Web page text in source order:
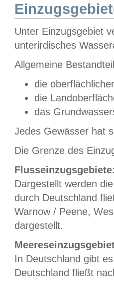
Unter Einzugsgebiet
unterirdisches
Allgemeine
die
die
das
Jedes Gewässer hat
Die Grenze des
Dargestellt werden
durch Deutschland
Warnow / Peene,
dargestellt.
In Deutschland gibt
Deutschland fließt